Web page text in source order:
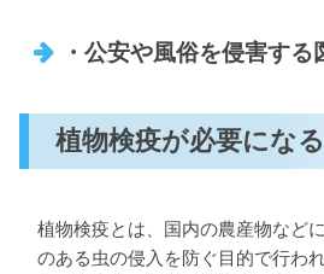
・公安や風俗を侵害す
植物検疫が必要にな
植物検疫とは、国内の農産物など
のある虫の侵入を防ぐ目的で行わ